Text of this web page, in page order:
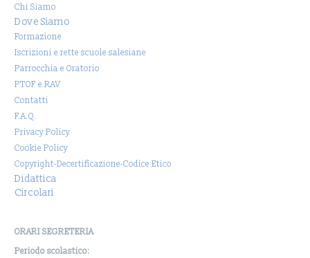
Chi Siamo
Dove Siamo
Formazione
Iscrizioni e rette scuole salesiane
Parrocchia e Oratorio
PTOF e RAV
Contatti
F.A.Q.
Privacy Policy
Cookie Policy
Copyright-Decertificazione-Codice Etico
Didattica
Circolari
ORARI SEGRETERIA
Periodo scolastico: